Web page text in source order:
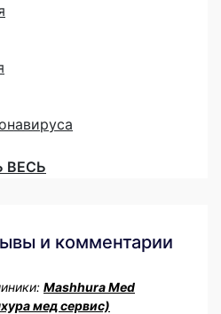
ВЕСЬ
и комментарии
Mashhura Med
мед сервис)